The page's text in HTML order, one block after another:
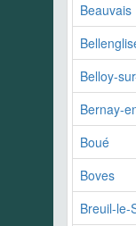
Beauvais
Belloy-
Bernay-
Boué
Boves
Breuil-le-